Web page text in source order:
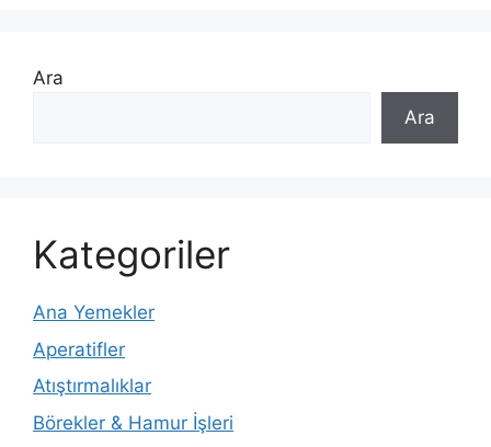
Ara
Ara
Kategoriler
Ana Yemekler
Aperatifler
Atıştırmalıklar
Börekler & Hamur İşleri